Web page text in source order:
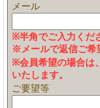
メール
※半角でご入力くだ
※メールで返信ご希
※会員希望の場合は
いたします。
ご要望等